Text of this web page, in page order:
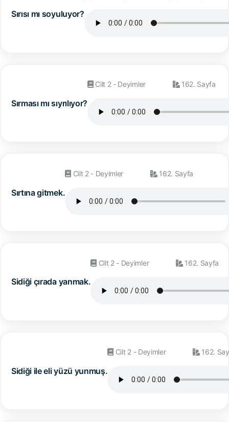
Sırısı mı soyuluyor?
Sırması mı sıyrılıyor?
Cilt 2 - Deyimler 162. Sayfa
Sırtına gitmek.
Cilt 2 - Deyimler 162. Sayfa
Sidiği çırada yanmak.
Cilt 2 - Deyimler 162. Sayfa
Sidiği ile eli yüzü yunmuş.
Cilt 2 - Deyimler 162.